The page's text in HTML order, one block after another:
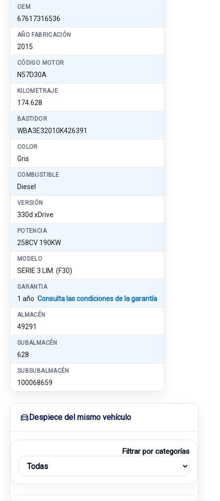
OEM
67617316536
AÑO FABRICACIÓN
2015
CÓDIGO MOTOR
N57D30A
KILOMETRAJE
174.628
BASTIDOR
WBA3E32010K426391
COLOR
Gris
COMBUSTIBLE
Diesel
VERSIÓN
330d xDrive
POTENCIA
258CV 190KW
MODELO
SERIE 3 LIM. (F30)
GARANTIA
1 año Consulta las condiciones de la garantía
ALMACÉN
49291
SUBALMACÉN
628
SUBSUBALMACÉN
100068659
Despiece del mismo vehículo
Filtrar por categorías